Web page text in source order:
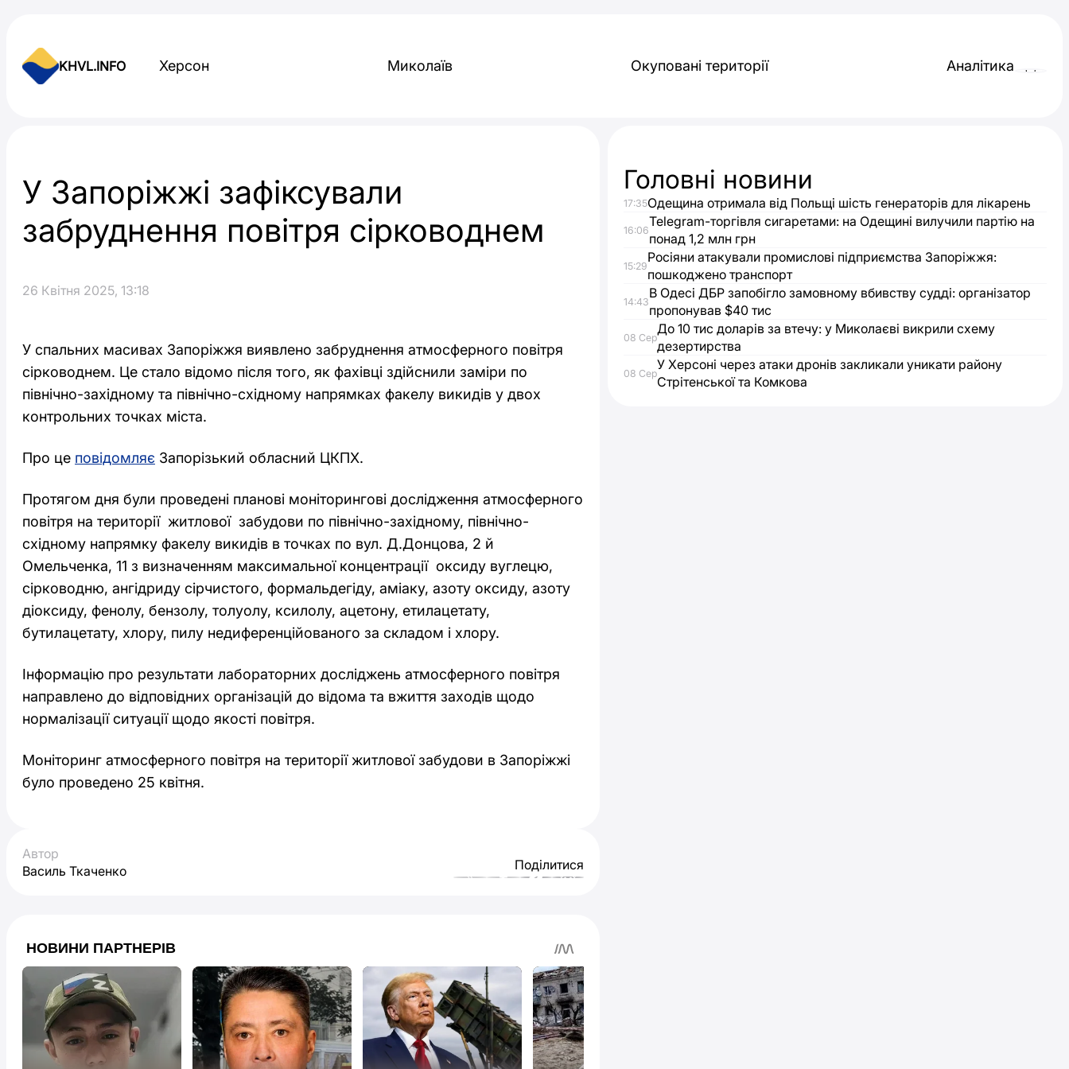
KHVL.INFO Херсон Миколаїв Окуповані території Аналітика
У Запоріжжі зафіксували
забруднення повітря сірководнем
26 Квітня 2025, 13:18
У спальних масивах Запоріжжя виявлено забруднення атмосферного повітря
сірководнем. Це стало відомо після того, як фахівці здійснили заміри по
північно-західному та північно-східному напрямках факелу викидів у двох
контрольних точках міста.
Про це повідомляє Запорізький обласний ЦКПХ.
Протягом дня були проведені планові моніторингові дослідження атмосферного
повітря на території житлової забудови по північно-західному, північно-
східному напрямку факелу викидів в точках по вул. Д.Донцова, 2 й
Омельченка, 11 з визначенням максимальної концентрації оксиду вуглецю,
сірководню, ангідриду сірчистого, формальдегіду, аміаку, азоту оксиду, азоту
діоксиду, фенолу, бензолу, толуолу, ксилолу, ацетону, етилацетату,
бутилацетату, хлору, пилу недиференційованого за складом і хлору.
Інформацію про результати лабораторних досліджень атмосферного повітря
направлено до відповідних організацій до відома та вжиття заходів щодо
нормалізації ситуації щодо якості повітря.
Моніторинг атмосферного повітря на території житлової забудови в Запоріжжі
було проведено 25 квітня.
Автор
Василь Ткаченко
Поділитися
Головні новини
17:35Одещина отримала від Польщі шість генераторів для лікарень
16:06
Telegram-торгівля сигаретами: на Одещині вилучили партію на
понад 1,2 млн грн
15:29
Росіяни атакували промислові підприємства Запоріжжя:
пошкоджено транспорт
14:43
В Одесі ДБР запобігло замовному вбивству судді: організатор
пропонував $40 тис
08 Сер
До 10 тис доларів за втечу: у Миколаєві викрили схему
дезертирства
08 Сер
У Херсоні через атаки дронів закликали уникати району
Стрітенської та Комкова